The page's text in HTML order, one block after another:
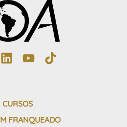
CURSOS
FRANQUEADO